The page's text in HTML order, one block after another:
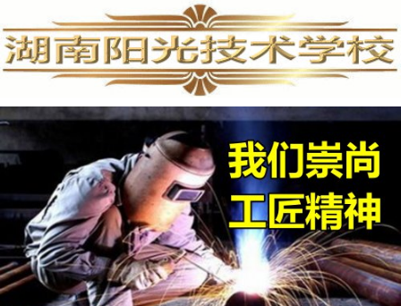
手机维修培训,手机维修培训学校,手机维修培训班